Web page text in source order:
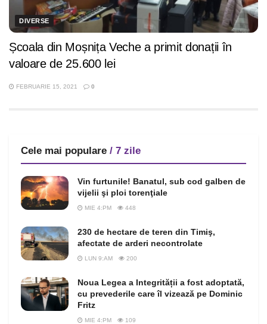
DIVERSE
Școala din Moșnița Veche a primit donații în
valoare de 25.600 lei
FEBRUARIE 15, 2021 0
Cele mai populare / 7 zile
Vin furtunile! Banatul, sub cod galben de
vijelii şi ploi torenţiale
MIE 4:PM 448
230 de hectare de teren din Timiş,
afectate de arderi necontrolate
LUN 9:AM 200
Noua Legea a Integrității a fost adoptată,
cu prevederile care îl vizează pe Dominic
Fritz
MIE 4:PM 109